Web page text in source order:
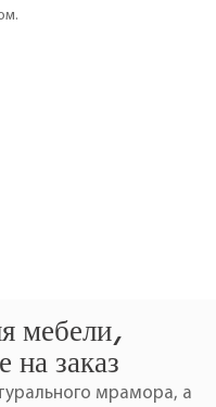
мебели,
на заказ
мрамора, а